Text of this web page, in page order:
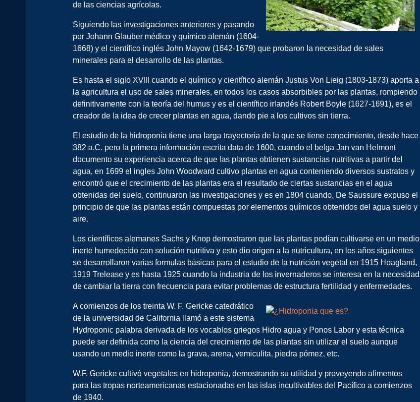
de las ciencias agrícolas.
Siguiendo las investigaciones anteriores y pasando
por Johann Glauber médico y químico alemán (1604-
1668) y el científico inglés John Mayow (1642-1679) que probaron la necesidad de sales
minerales para el desarrollo de las plantas.
Es hasta el siglo XVIII cuando el químico y científico alemán Justus Von Lieig (1803-1873) aporta a
la agricultura el uso de sales minerales, en todos los casos absorbibles por las plantas, rompiendo
definitivamente con la teoría del humus y es el científico irlandés Robert Boyle (1627-1691), es el
creador de la idea de crecer plantas en agua, dando pie a los cultivos sin tierra.
El estudio de la hidroponia tiene una larga trayectoria de la que se tiene conocimiento, desde hace
382 a.C. pero la primera información escrita data de 1600, cuando el belga Jan van Helmont
documento su experiencia acerca de que las plantas obtienen sustancias nutritivas a partir del
agua, en 1699 el ingles John Woodward cultivo plantas en agua conteniendo diversos sustratos y
encontró que el crecimiento de las plantas era el resultado de ciertas sustancias en el agua
obtenidas del suelo, continuaron las investigaciones y es en 1804 cuando, De Saussure expuso el
principio de que las plantas están compuestas por elementos químicos obtenidos del agua suelo y
aire.
Los científicos alemanes Sachs y Knop demostraron que las plantas podían cultivarse en un medio
inerte humedecido con solución nutritiva y esto dio origen a la nutricultura, en los años siguientes
se desarrollaron varias formulas básicas para el estudio de la nutrición vegetal en 1915 Hoagland,
1919 Trelease y es hasta 1925 cuando la industria de los invernaderos se interesa en la necesidad
de cambiar la tierra con frecuencia para evitar problemas de estructura fertilidad y enfermedades.
A comienzos de los treinta W. F. Gericke catedrático
de la universidad de California llamó a este sistema
Hydroponic palabra derivada de los vocablos griegos Hidro agua y Ponos Labor y esta técnica
puede ser definida como la ciencia del crecimiento de las plantas sin utilizar el suelo aunque
usando un medio inerte como la grava, arena, vemiculita, piedra pómez, etc.
W.F. Gericke cultivó vegetales en hidroponia, demostrando su utilidad y proveyendo alimentos
para las tropas norteamericanas estacionadas en las islas incultivables del Pacífico a comienzos
de 1940.